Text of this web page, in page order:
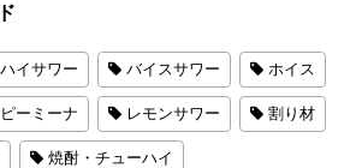
ハイサワー バイスサワー ホイス
ーミーナ レモンサワー 割り材
焼酎・チューハイ